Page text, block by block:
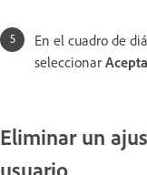
En el cuadro de
seleccionar
Eliminar un